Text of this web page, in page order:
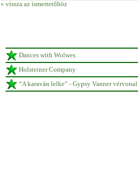
« vissza az ismertetőhöz
Dances with Wolwes
Holsteiner Company
“A karaván lelke“ - Gypsy Vanner vérvonal